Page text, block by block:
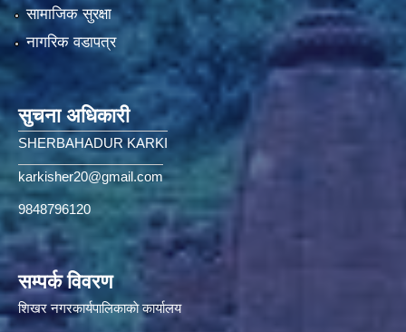
सामाजिक सुरक्षा
नागरिक वडापत्र
सुचना अधिकारी
SHERBAHADUR KARKI
karkisher20@gmail.com
9848796120
सम्पर्क विवरण
शिखर नगरकार्यपालिकाकाे कार्यालय